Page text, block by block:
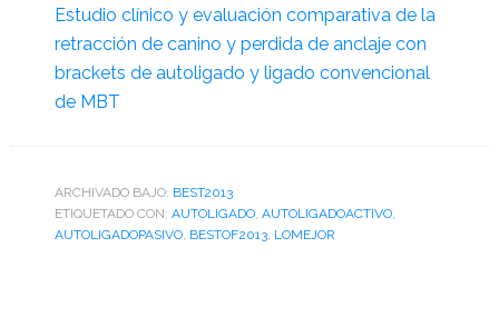
Estudio clínico y evaluación comparativa de la
retracción de canino y perdida de anclaje con
brackets de autoligado y ligado convencional
de MBT
ARCHIVADO BAJO: BEST2013
ETIQUETADO CON: AUTOLIGADO, AUTOLIGADOACTIVO,
AUTOLIGADOPASIVO, BESTOF2013, LOMEJOR